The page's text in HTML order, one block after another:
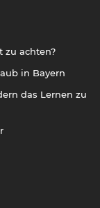
zu achten?
in Bayern
das Lernen zu